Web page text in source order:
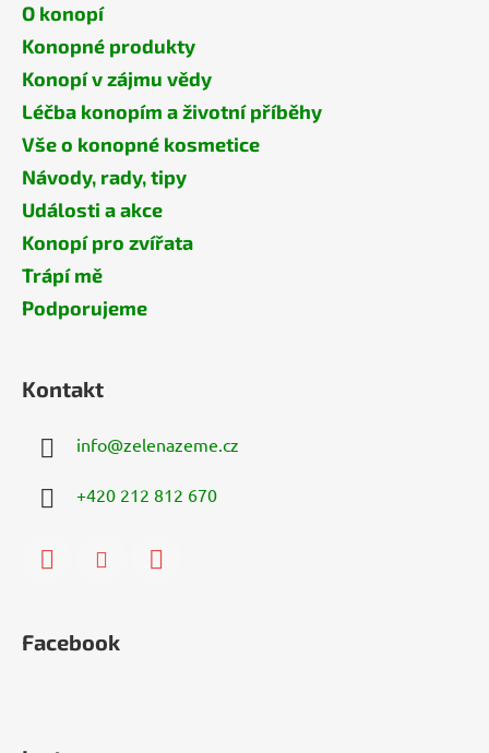
O konopí
Konopné produkty
Konopí v zájmu vědy
Léčba konopím a životní příběhy
Vše o konopné kosmetice
Návody, rady, tipy
Události a akce
Konopí pro zvířata
Trápí mě
Podporujeme
Kontakt
info@zelenazeme.cz
+420 212 812 670
Facebook